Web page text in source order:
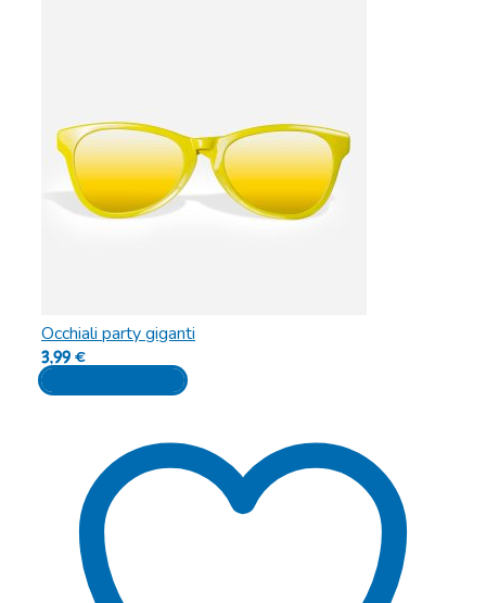
Occhiali party giganti
3,99€
Aggiungi al carrello